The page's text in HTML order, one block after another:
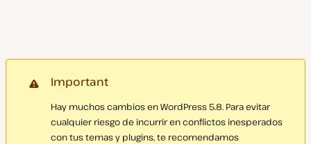
Important
Hay muchos cambios en WordPress 5.8. Para evitar
cualquier riesgo de incurrir en conflictos inesperados
con tus temas y plugins, te recomendamos